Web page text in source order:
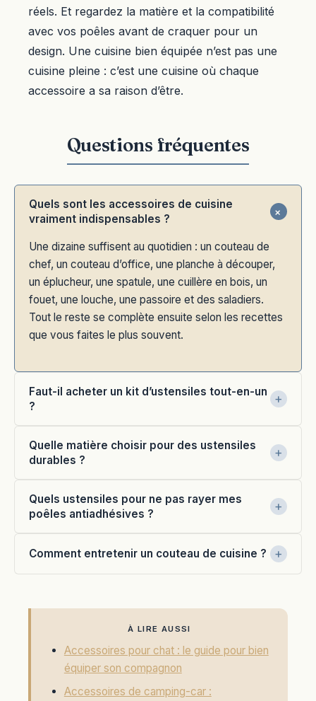
réels. Et regardez la matière et la compatibilité
avec vos poêles avant de craquer pour un
design. Une cuisine bien équipée n’est pas une
cuisine pleine : c’est une cuisine où chaque
accessoire a sa raison d’être.
Quels sont les accessoires de cuisine
vraiment indispensables ?
Une dizaine suffisent au quotidien : un couteau de
chef, un couteau d’office, une planche à découper,
un éplucheur, une spatule, une cuillère en bois, un
fouet, une louche, une passoire et des saladiers.
Tout le reste se complète ensuite selon les recettes
que vous faites le plus souvent.
Faut-il acheter un kit d’ustensiles tout-en-un
?
Quelle matière choisir pour des ustensiles
durables ?
Quels ustensiles pour ne pas rayer mes
poêles antiadhésives ?
Comment entretenir un couteau de cuisine ?
À LIRE AUSSI
Accessoires pour chat : le guide pour bien
équiper son compagnon
Accessoires de camping-car :